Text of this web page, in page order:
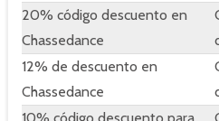
20% código descuento en
Chassedance
12% de descuento en
Chassedance